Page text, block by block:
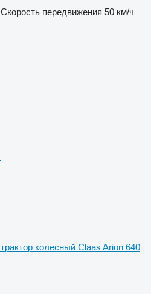
Скорость передвижения 50 км/ч
трактор колесный Claas Arion 640